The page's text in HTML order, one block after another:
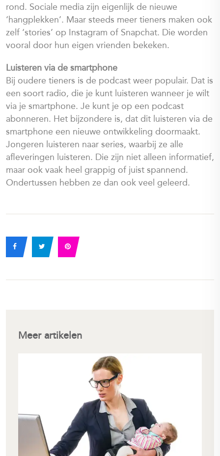
rond. Sociale media zijn eigenlijk de nieuwe
‘hangplekken’. Maar steeds meer tieners maken ook
zelf ‘stories’ op Instagram of Snapchat. Die worden
vooral door hun eigen vrienden bekeken.
Luisteren via de smartphone
Bij oudere tieners is de podcast weer populair. Dat is
een soort radio, die je kunt luisteren wanneer je wilt
via je smartphone. Je kunt je op een podcast
abonneren. Het bijzondere is, dat dit luisteren via de
smartphone een nieuwe ontwikkeling doormaakt.
Jongeren luisteren naar series, waarbij ze alle
afleveringen luisteren. Die zijn niet alleen informatief,
maar ook vaak heel grappig of juist spannend.
Ondertussen hebben ze dan ook veel geleerd.
Meer artikelen